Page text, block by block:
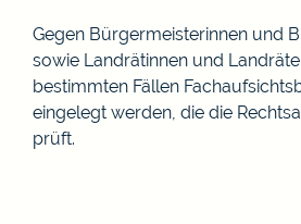
Gegen Bürgermeisterinnen und
sowie Landrätinnen und
bestimmten Fällen
eingelegt werden, die die
prüft.